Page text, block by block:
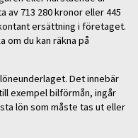
av 713 280 kronor eller 445
ersättning i företaget.
om du kan räkna på
Det innebär
exempel bilförmån, ingår
lön som måste tas ut eller